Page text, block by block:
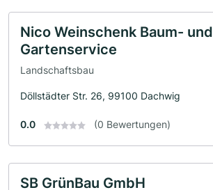
Nico Weinschenk Baum- und
Gartenservice
Landschaftsbau
Döllstädter Str. 26, 99100 Dachwig
0.0 (0 Bewertungen)
SB GrünBau GmbH